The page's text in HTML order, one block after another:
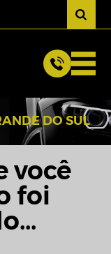
DO SUL
você
foi